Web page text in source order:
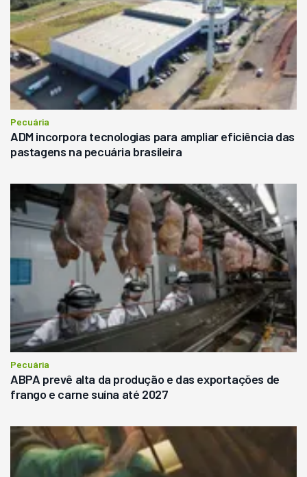
Pecuária
ADM incorpora tecnologias para ampliar eficiência das
pastagens na pecuária brasileira
Pecuária
ABPA prevê alta da produção e das exportações de
frango e carne suína até 2027